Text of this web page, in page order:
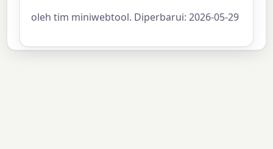
oleh tim miniwebtool. Diperbarui: 2026-05-29